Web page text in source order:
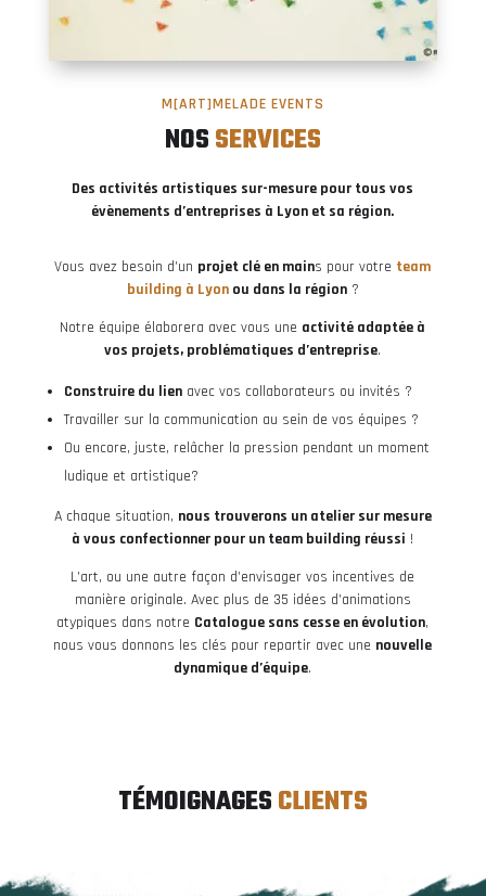
M[ART]MELADE EVENTS
NOS SERVICES
Des activités artistiques sur-mesure pour tous vos
évènements d’entreprises à Lyon et sa région.
Vous avez besoin d’un projet clé en mains pour votre team
building à Lyonou dans la région?
Notre équipe élaborera avec vous une activité adaptée à
vos projets, problématiques d’entreprise.
Construire du lienavec vos collaborateurs ou invités ?
Travailler sur la communication au sein de vos équipes ?
Ou encore, juste, relâcher la pression pendant un moment
ludique et artistique?
A chaque situation, nous trouverons un atelier sur mesure
à vous confectionner pour un team building réussi !
L’art, ou une autre façon d’envisager vos incentives de
manière originale. Avec plus de 35 idées d’animations
atypiques dans notre Catalogue sans cesse en évolution,
nous vous donnons les clés pour repartir avec une nouvelle
dynamique d’équipe.
TÉMOIGNAGES CLIENTS